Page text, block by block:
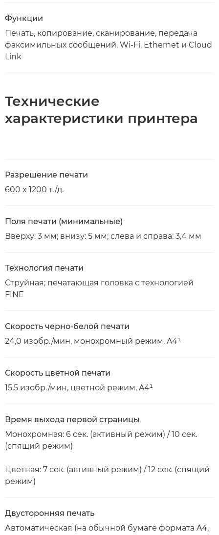
Функции
Печать, копирование, сканирование, передача
факсимильных сообщений, Wi-Fi, Ethernet и Cloud
Link
Технические
характеристики принтера
Разрешение печати
600 x 1200 т./д.
Поля печати (минимальные)
Вверху: 3 мм; внизу: 5 мм; слева и справа: 3,4 мм
Технология печати
Струйная; печатающая головка с технологией
FINE
Скорость черно-белой печати
24,0 изобр./мин, монохромный режим, A4¹
Скорость цветной печати
15,5 изобр./мин, цветной режим, A4¹
Время выхода первой страницы
Монохромная: 6 сек. (активный режим) / 10 сек.
(спящий режим)
Цветная: 7 сек. (активный режим) / 12 сек. (спящий
режим)
Двусторонняя печать
Автоматическая (на обычной бумаге формата A4,